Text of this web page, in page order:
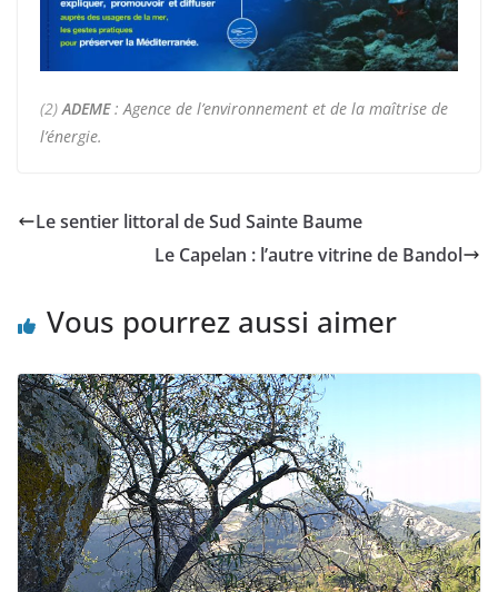
(2) ADEME:Agence de l’environnement et de la maîtrise de
l’énergie.
Le sentier littoral de Sud Sainte Baume
Le Capelan : l’autre vitrine de Bandol
Vous pourrez aussi aimer